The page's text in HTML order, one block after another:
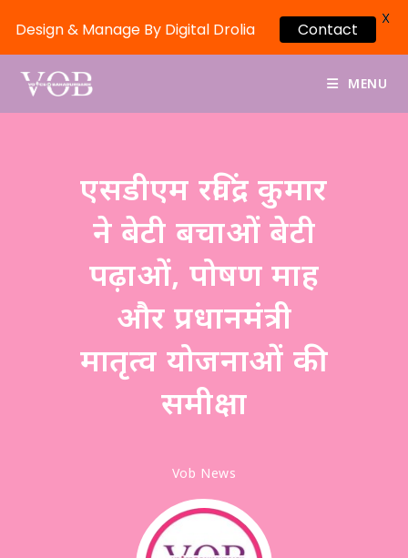
MENU
एसडीएम रविंद्र कुमार
ने बेटी बचाओं बेटी
पढ़ाओं, पोषण माह
और प्रधानमंत्री
मातृत्व योजनाओं की
समीक्षा
Vob News
Design & Manage By Digital Drolia Contact
X